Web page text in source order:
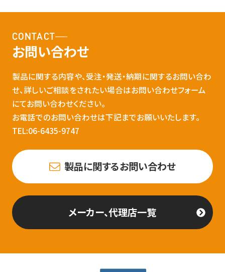
CONTACT
お問い合わせ
製品に関する内容や、受注・発送・納期に関するお問い合わ
せ、詳しいご相談をされたい場合はお問い合わせフォーム
にてお問い合わせください。
お電話でのお問い合わせは下記までお願いいたします。
TEL:06-6435-9747
製品に関するお問い合わせ
メーカー、代理店一覧